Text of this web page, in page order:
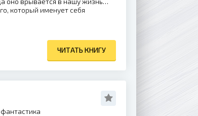
который именует себя
ЧИТАТЬ КНИГУ